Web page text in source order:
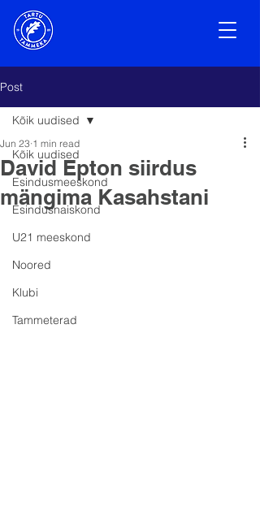
Post
Kõik uudised
Esindusmeeskond
Esindusnaiskond
U21 meeskond
Noored
Klubi
Tammeterad
Kõik uudised
David Epton siirdus
mängima Kasahstani
Jun 23 1 min read